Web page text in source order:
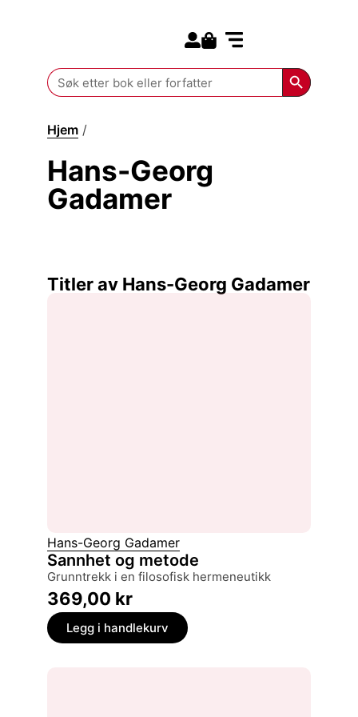
Search
for:
Search
Hjem /
Hans-Georg
Gadamer
Titler av Hans-Georg Gadamer
Hans-Georg Gadamer
Sannhet og metode
grunntrekk i en filosofisk hermeneutikk
369,00 kr
Legg i handlekurv